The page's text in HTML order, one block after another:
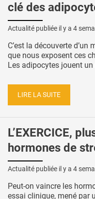
clé des
Actualité publiée il y a 4
C’est la découverte
que nous exposent ces
Les adipocytes jouent un
LIRE LA SUITE
L’EXERCICE,
hormones de
Actualité publiée il y a 4
Peut-on vaincre les
essai clinique, mené par